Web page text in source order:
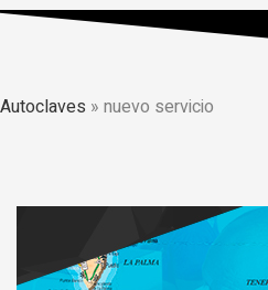
Autoclaves » nuevo servicio